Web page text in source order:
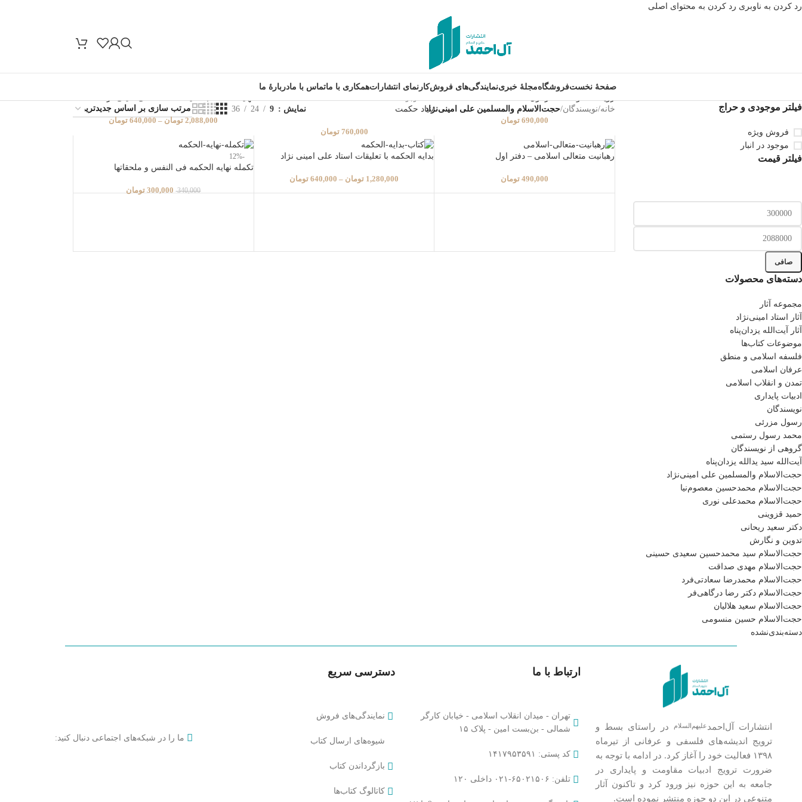
رد کردن به ناوبری رد کردن به محتوای اصلی
صفحۀ نخستفروشگاهمجلۀ خبرینمایندگی‌های فروشکارنمای انتشاراتهمکاری با ماتماس با مادربارۀ‌ ما
فیلتر موجودی و حراج
فروش ویژه
موجود در انبار
فیلتر قیمت
صافی
دسته‌های محصولات
مجموعه آثار
آثار استاد امینی‌نژاد
آثار آیت‌الله یزدان‌پناه
موضوعات کتاب‌ها
فلسفه اسلامی و منطق
عرفان اسلامی
تمدن و انقلاب اسلامی
ادبیات پایداری
نویسندگان
رسول مزرئی
محمد رسول رستمی
گروهی از نویسندگان
آیت‌الله سید یدالله یزدان‌پناه
حجت‌الاسلام والمسلمین علی امینی‌نژاد
حجت‌الاسلام محمدحسین معصوم‌نیا
حجت‌الاسلام محمدعلی نوری
حمید قزوینی
دکتر سعید ریحانی
تدوین و نگارش
حجت‌الاسلام سید محمدحسین سعیدی حسینی
حجت‌الاسلام مهدی صداقت
حجت‌الاسلام محمدرضا سعادتی‌فرد
حجت‌الاسلام دکتر رضا درگاهی‌فر
حجت‌الاسلام سعید هلالیان
حجت‌الاسلام حسین منسومی
دسته‌بندی‌نشده
خانه/نویسندگان/حجت‌الاسلام والمسلمین علی امینی‌نژاد نمایش 9
24
36
690,000 تومان
بنیاد حکمت
760,000 تومان
2,088,000 تومان –
640,000 تومان
رهبانیت متعالی اسلامی – دفتر اول
490,000 تومان
بدایه الحکمه با تعلیقات استاد علی امینی نژاد
1,280,000 تومان –
640,000 تومان
-12%
تکمله نهایه الحکمه فی النفس و ملحقاتها
340,000
300,000 تومان
انتشارات آل‌احمدعلیهم‌السلام
در راستای بسط و
ترویج اندیشه‌های فلسفی و عرفانی از تیرماه
۱۳۹۸ فعالیت خود را آغاز کرد. در ادامه با توجه به
ضرورت ترویج ادبیات مقاومت و پایداری در
جامعه به این حوزه نیز ورود کرد و تاکنون آثار
متنوعی در این دو حوزه منتشر نموده است.
ارتباط با ما
تهران - میدان انقلاب اسلامی - خیابان کارگر
شمالی - بن‌بست امین - پلاک ۱۵​
کد پستی: ۱۴۱۷۹۵۳۵۹۱
تلفن: ۶۵۰۲۱۵۰۶-۰۲۱ داخلی ۱۲۰
دسترسی سریع
نمایندگی‌های فروش
شیوه‌های ارسال کتاب
بازگرداندن کتاب
کاتالوگ کتاب‌ها
ما را در شبکه‌های اجتماعی دنبال کنید: